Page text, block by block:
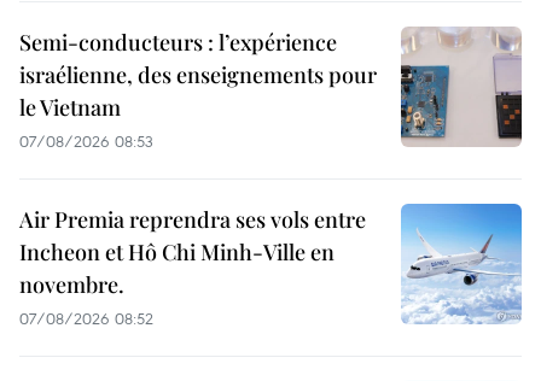
Semi-conducteurs : l’expérience
israélienne, des enseignements pour
le Vietnam
07/08/2026 08:53
Air Premia reprendra ses vols entre
Incheon et Hô Chi Minh-Ville en
novembre.
07/08/2026 08:52